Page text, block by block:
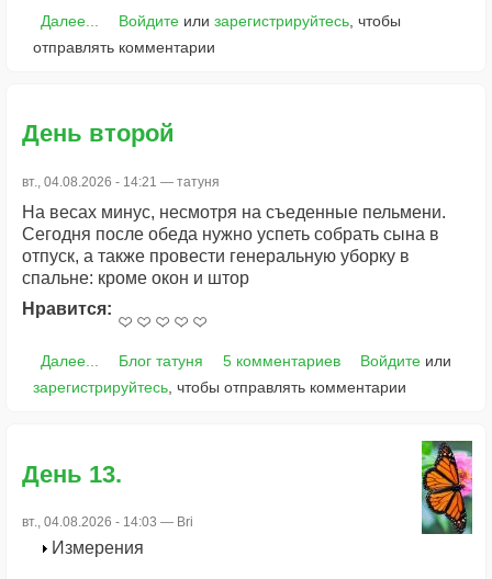
Далее... Войдитеили зарегистрируйтесь, чтобы
отправлять комментарии
День второй
вт., 04.08.2026 - 14:21 — татуня
На весах минус, несмотря на съеденные пельмени.
Сегодня после обеда нужно успеть собрать сына в
отпуск, а также провести генеральную уборку в
спальне: кроме окон и штор
Нравится:
Далее... Блог татуня 5 комментариев Войдитеили
зарегистрируйтесь , чтобы отправлять комментарии
День 13.
вт., 04.08.2026 - 14:03 — Bri
Измерения